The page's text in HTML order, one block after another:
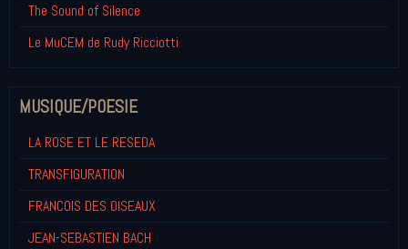
The Sound of Silence
Le MuCEM de Rudy Ricciotti
MUSIQUE/POESIE
LA ROSE ET LE RESEDA
TRANSFIGURATION
FRANCOIS DES OISEAUX
JEAN-SEBASTIEN BACH